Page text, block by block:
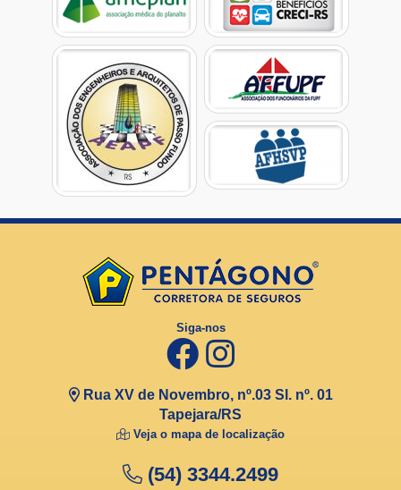
Siga-nos
Rua XV de Novembro, nº.03 Sl. nº. 01
Tapejara/RS
Veja o mapa de localização
(54) 3344.2499